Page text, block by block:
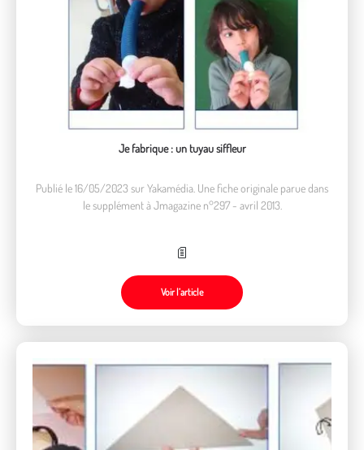
Je fabrique : un tuyau siffleur
Publié le 16/05/2023 sur Yakamédia. Une fiche originale parue dans
le supplément à Jmagazine n°297 - avril 2013.
Voir l’article